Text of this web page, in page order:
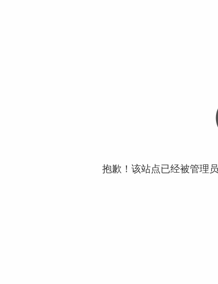
抱歉！该站点已经被管理